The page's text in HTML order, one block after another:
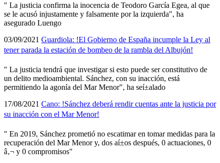
" La justicia confirma la inocencia de Teodoro Garcí­a Egea, al que
se le acusó injustamente y falsamente por la izquierda", ha
asegurado Luengo
03/09/2021 Guardiola: !El Gobierno de España incumple la Ley al
tener parada la estación de bombeo de la rambla del Albujón!
" La justicia tendrá que investigar si esto puede ser constitutivo de
un delito medioambiental. Sánchez, con su inacción, está
permitiendo la agoní­a del Mar Menor", ha seí±alado
17/08/2021 Cano: !Sánchez deberá rendir cuentas ante la justicia por
su inacción con el Mar Menor!
" En 2019, Sánchez prometió no escatimar en tomar medidas para la
recuperación del Mar Menor y, dos aí±os después, 0 actuaciones, 0
â‚¬ y 0 compromisos"